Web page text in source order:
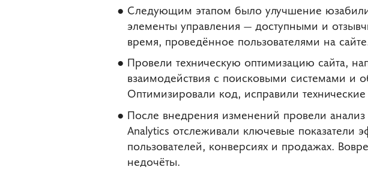
Следующим этапом было улучшение
элементы управления — доступными и
время, проведённое пользователями на
Провели техническую оптимизацию сайта,
взаимодействия с поисковыми системами и
Оптимизировали код, исправили
После внедрения изменений провели
Analytics отслеживали ключевые показатели
пользователей, конверсиях и продажах.
недочёты.